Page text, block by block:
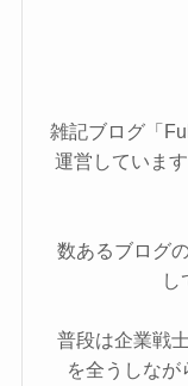
雑記ブログ「
運営していま
数あるブログ
し
普段は企業戦
を全うしなが